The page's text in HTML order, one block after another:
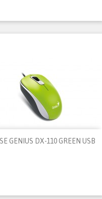
GENIUS DX-110 GREEN USB